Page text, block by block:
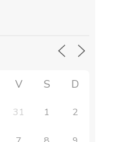
V S D
31 1 2